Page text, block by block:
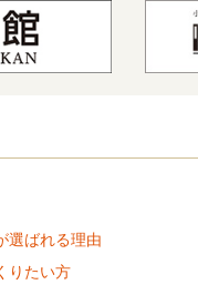
選ばれる理由
りたい方